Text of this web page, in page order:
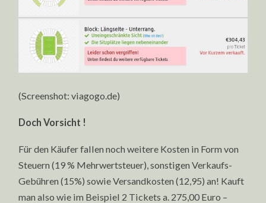
(Screenshot: viagogo.de)
Doch Vorsicht !
Für den Käufer fallen noch weitere Kosten in Form von
Steuern (19 % Mehrwertsteuer), sonstigen Verkaufs-
Gebühren (15%) sowie Versandkosten (12,95) an! Kauft
man also wie im Beispiel 2 Tickets a. 275,00 Euro –